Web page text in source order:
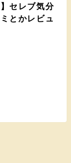
セレブ気分
とかレビュ